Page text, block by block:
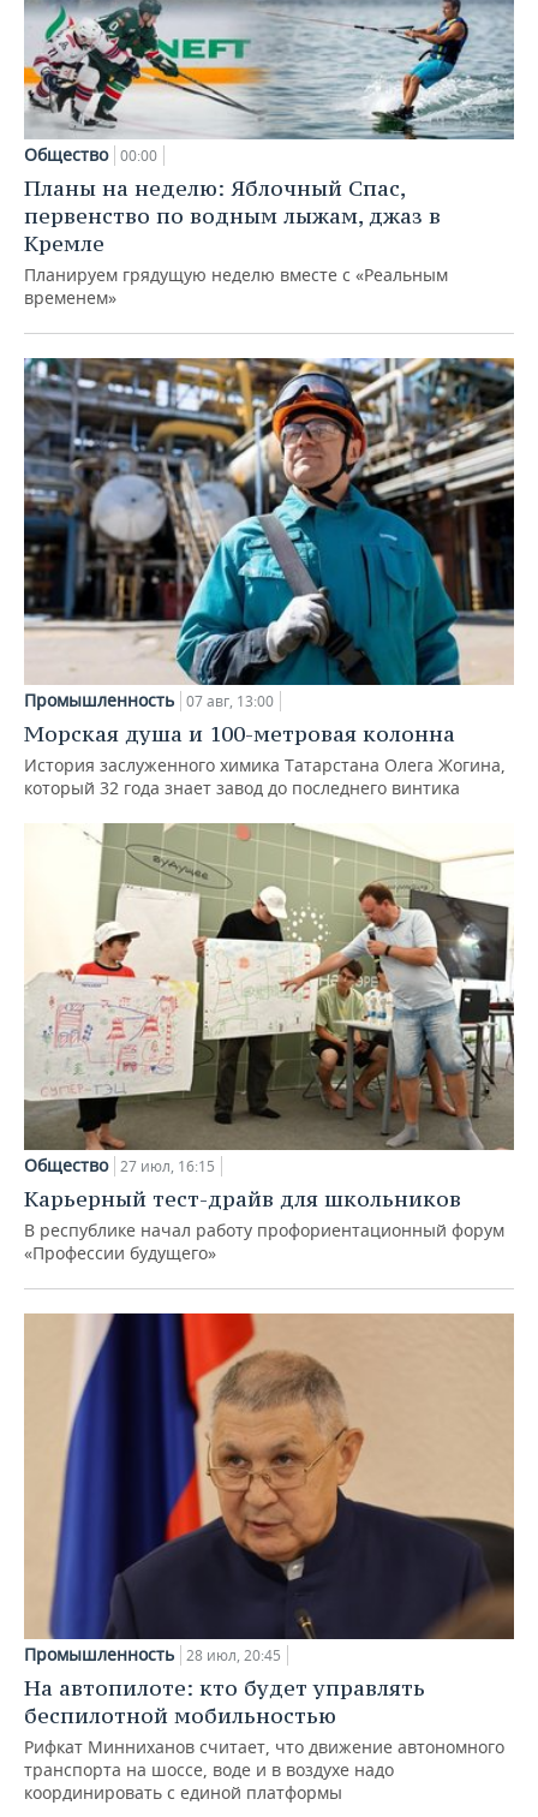
Общество 00:00
Планы на неделю: Яблочный Спас,
первенство по водным лыжам, джаз в
Кремле
Планируем грядущую неделю вместе с «Реальным
временем»
Промышленность 07 авг, 13:00
Морская душа и 100-метровая колонна
История заслуженного химика Татарстана Олега Жогина,
который 32 года знает завод до последнего винтика
Общество 27 июл, 16:15
Карьерный тест-драйв для школьников
В республике начал работу профориентационный форум
«Профессии будущего»
Промышленность 28 июл, 20:45
На автопилоте: кто будет управлять
беспилотной мобильностью
Рифкат Минниханов считает, что движение автономного
транспорта на шоссе, воде и в воздухе надо
координировать с единой платформы